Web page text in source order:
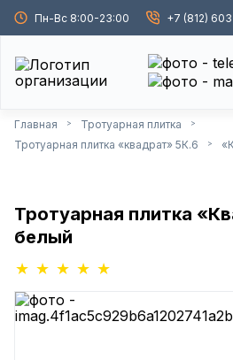
Пн-Вс 8:00-23:00 +7 (812)
Главная > Тротуарная плитка >
Тротуарная плитка «квадрат» 5К.6 >
Тротуарная плитка
белый